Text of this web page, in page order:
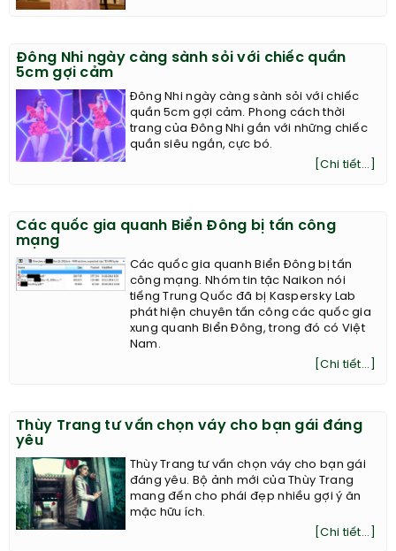
Đông Nhi ngày càng sành sỏi với chiếc quần
5cm gợi cảm
Đông Nhi ngày càng sành sỏi với chiếc
quần 5cm gợi cảm. Phong cách thời
trang của Đông Nhi gắn với những chiếc
quần siêu ngắn, cực bó.
[Chi tiết...]
Các quốc gia quanh Biển Đông bị tấn công
mạng
Các quốc gia quanh Biển Đông bị tấn
công mạng. Nhóm tin tặc Naikon nói
tiếng Trung Quốc đã bị Kaspersky Lab
phát hiện chuyên tấn công các quốc gia
xung quanh Biển Đông, trong đó có Việt
Nam.
[Chi tiết...]
Thùy Trang tư vấn chọn váy cho bạn gái đáng
yêu
Thùy Trang tư vấn chọn váy cho bạn gái
đáng yêu. Bộ ảnh mới của Thùy Trang
mang đến cho phái đẹp nhiều gợi ý ăn
mặc hữu ích.
[Chi tiết...]